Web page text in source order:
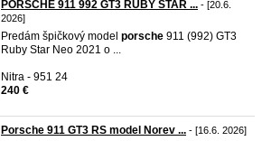
PORSCHE 911 992 GT3 RUBY STAR ... - [20.6.
2026]
Predám špičkový model porsche 911 (992) GT3
Ruby Star Neo 2021 o ...
Nitra - 951 24
240 €
Porsche 911 GT3 RS model Norev ... - [16.6. 2026]